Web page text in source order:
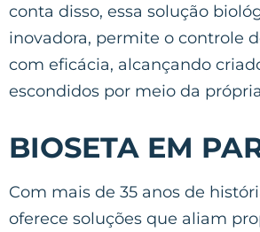
conta disso, essa solução
inovadora, permite o controle
com eficácia, alcançando
escondidos por meio da
BIOSETA EM
Com mais de 35 anos de
oferece soluções que aliam